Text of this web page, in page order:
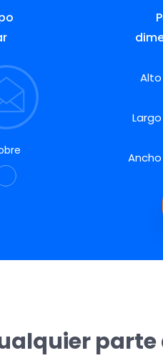
Alto
Largo
Ancho
parte